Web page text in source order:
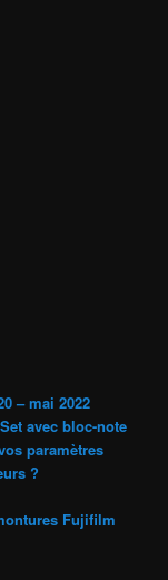
– mai 2022
avec bloc-note
paramètres
?
Fujifilm